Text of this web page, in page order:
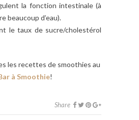
la fonction intestinale (à
beaucoup d’eau).
le taux de sucre/cholestérol
les recettes de smoothies au
à Smoothie!
Share